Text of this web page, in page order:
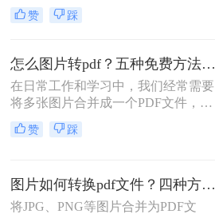
格式，以便于分享、存档或打印。无
论是整理电子相册、提交证件照，还
都十分常见。为了帮你快速选出最适
合自己的转换方式，下表汇总了四种
主流免费方法的核心差异：
赞 踩
怎么图片转pdf？五种免费方法对比与实操指南（附详细表格）！
在日常工作和学习中，我们经常需要
将多张图片合并成一个PDF文件，以
便于分享、存档或打印。无论是制作
电子相册、整理工作截图、提交证件
出最适合自己的转换方式，下表汇总
了五种主流方法的核心差异：
赞 踩
图片如何转换pdf文件？四种方法实测对比，附各场景最优选！
将JPG、PNG等图片合并为PDF文